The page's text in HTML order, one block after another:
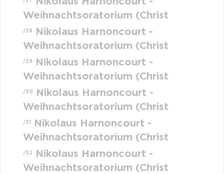
Weihnachtsoratorium (Christ
/28
Nikolaus Harnoncourt -
Weihnachtsoratorium (Christ
/29
Nikolaus Harnoncourt -
Weihnachtsoratorium (Christ
/30
Nikolaus Harnoncourt -
Weihnachtsoratorium (Christ
/31
Nikolaus Harnoncourt -
Weihnachtsoratorium (Christ
/32
Nikolaus Harnoncourt -
Weihnachtsoratorium (Christ